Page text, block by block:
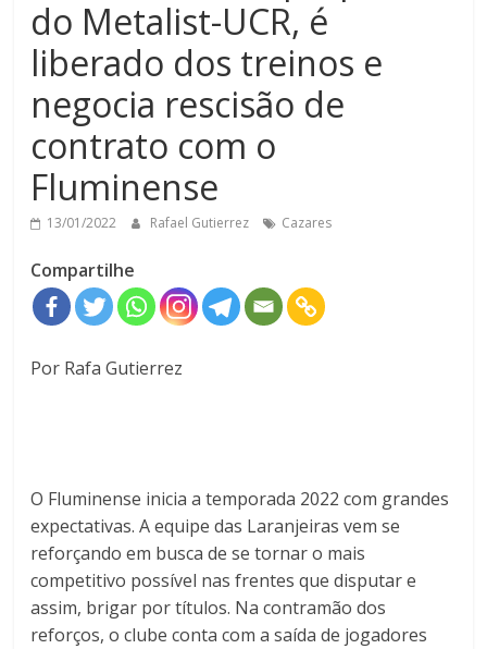
do Metalist-UCR, é
liberado dos treinos e
negocia rescisão de
contrato com o
Fluminense
13/01/2022 Rafael Gutierrez Cazares
Compartilhe
Por Rafa Gutierrez
O Fluminense inicia a temporada 2022 com grandes
expectativas. A equipe das Laranjeiras vem se
reforçando em busca de se tornar o mais
competitivo possível nas frentes que disputar e
assim, brigar por títulos. Na contramão dos
reforços, o clube conta com a saída de jogadores